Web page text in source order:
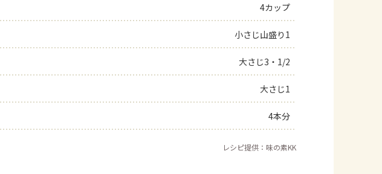
4カップ
小さじ山盛り1
大さじ3・1/2
大さじ1
4本分
レシピ提供：味の素KK